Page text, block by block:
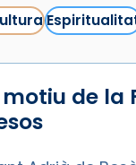
de la